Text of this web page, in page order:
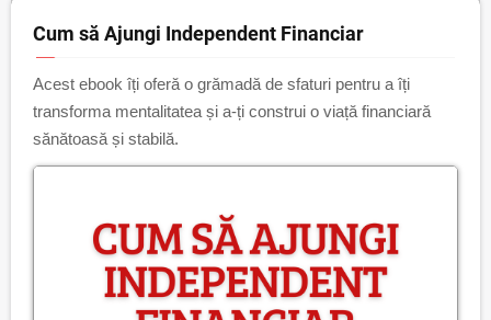
Cum să Ajungi Independent Financiar
Acest ebook îți oferă o grămadă de sfaturi pentru a îți
transforma mentalitatea și a-ți construi o viață financiară
sănătoasă și stabilă.